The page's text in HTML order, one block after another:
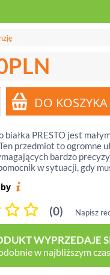
PLN
białka PRESTO jest
przedmiot to ogromne
bardzo
w sytuacji, gdy
(0) Napisz
WYPRZEDAJE
w najbliższym